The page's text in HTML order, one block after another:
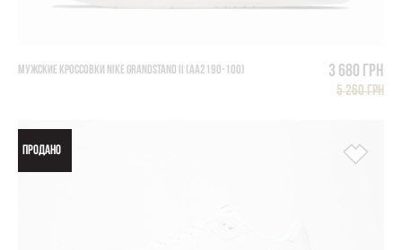
МУЖСКИЕ КРОССОВКИ NIKE GRANDSTAND II (AA2190-100) 3 680 грн
5 260 грн
ПРОДАНО